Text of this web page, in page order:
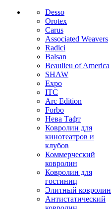
Desso
Orotex
Carus
Associated Weavers
Radici
Balsan
Beaulieu of America
SHAW
Expo
ITC
Arc Edition
Forbo
Нева Тафт
Ковролин для
кинотеатров и
клубов
Коммерческий
ковролин
Ковролин для
гостиниц
Элитный ковролин
Антистатический